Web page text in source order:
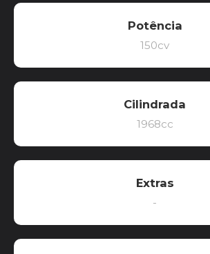
Potência
150cv
Cilindrada
1968cc
Extras
-